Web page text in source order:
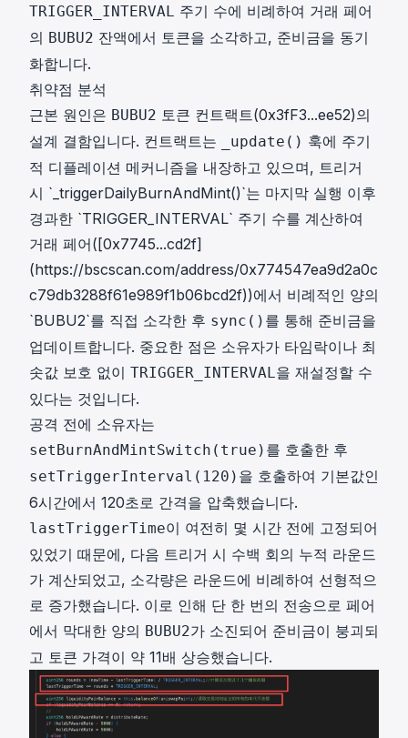
TRIGGER_INTERVAL 주기 수에 비례하여 거래 페어
의 BUBU2 잔액에서 토큰을 소각하고, 준비금을 동기
화합니다.
취약점 분석
근본 원인은 BUBU2 토큰 컨트랙트(0x3fF3...ee52)의
설계 결함입니다. 컨트랙트는
_update() 훅에 주기
적 디플레이션 메커니즘을 내장하고 있으며, 트리거
시 `_triggerDailyBurnAndMint()`는 마지막 실행 이후
경과한 `TRIGGER_INTERVAL` 주기 수를 계산하여
거래 페어([0x7745...cd2f]
(https://bscscan.com/address/0x774547ea9d2a0c
c79db3288f61e989f1b06bcd2f))에서 비례적인 양의
`BUBU2`를 직접 소각한 후 sync() 를 통해 준비금을
업데이트합니다. 중요한 점은 소유자가 타임락이나 최
솟값 보호 없이 TRIGGER_INTERVAL을 재설정할 수
있다는 것입니다.
공격 전에 소유자는
setBurnAndMintSwitch(true) 를 호출한 후
setTriggerInterval(120) 을 호출하여 기본값인
6시간에서 120초로 간격을 압축했습니다.
lastTriggerTime이 여전히 몇 시간 전에 고정되어
있었기 때문에, 다음 트리거 시 수백 회의 누적 라운드
가 계산되었고, 소각량은 라운드에 비례하여 선형적으
로 증가했습니다. 이로 인해 단 한 번의 전송으로 페어
에서 막대한 양의 BUBU2가 소진되어 준비금이 붕괴되
고 토큰 가격이 약 11배 상승했습니다.